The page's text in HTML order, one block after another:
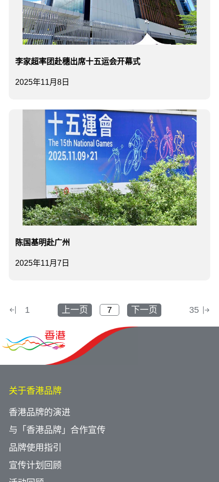
2025年11月8日
李家超率团赴穗出席十五运会开幕式
2025年11月7日
陈国基明赴广州
1 上一页 下一页 35
关于香港品牌
香港品牌的演进
与「香港品牌」合作宣传
品牌使用指引
宣传计划回顾